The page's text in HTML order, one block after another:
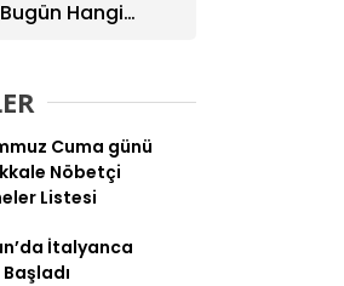
Hangi
Cuma günü
Nöbetçi
Listesi
İtalyanca